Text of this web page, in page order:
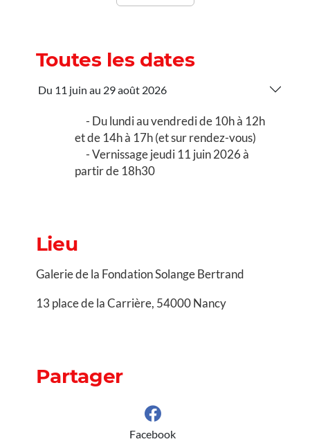
Toutes les dates
Du 11 juin au 29 août 2026
Du lundi au vendredi de 10h à 12h
et de 14h à 17h (et sur rendez-vous)
Vernissage jeudi 11 juin 2026 à
partir de 18h30
Lieu
Galerie de la Fondation Solange Bertrand
13 place de la Carrière, 54000 Nancy
Partager
Facebook